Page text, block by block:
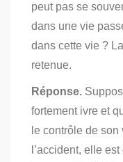
peut pas se
dans une vie
dans cette vie ?
retenue.
Réponse.
fortement ivre et
le contrôle de
l’accident, elle